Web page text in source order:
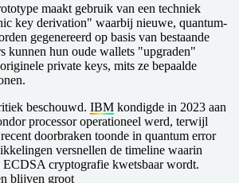
maakt gebruik van een techniek
key derivation" waarbij nieuwe, quantum-
gegenereerd op basis van bestaande
kunnen hun oude wallets "upgraden"
private keys, mits ze bepaalde
beschouwd. IBM kondigde in 2023 aan
processor operationeel werd, terwijl
doorbraken toonde in quantum error
versnellen de timeline waarin
cryptografie kwetsbaar wordt.
blijven groot